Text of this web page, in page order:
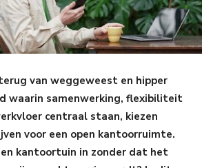
van weggeweest en hipper
waarin samenwerking, flexibiliteit
centraal staan, kiezen
voor een open kantoorruimte.
kantoortuin in zonder dat het